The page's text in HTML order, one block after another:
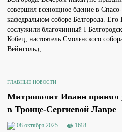
совершил всенощное бдение в
кафедральном соборе Белгорода. Его
сослужили благочинный I
Кобец, настоятель Смоленского
Вейнгольд,...
ГЛАВНЫЕ НОВОСТИ
Митрополит Иоанн принял
в Троице-Сергиевой Лавре
08 октября 2025 1618